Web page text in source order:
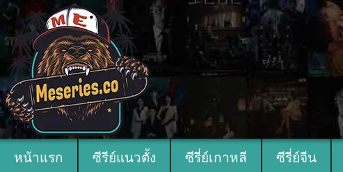
หน้าแรก ซีรีย์แนวตั้ง ซีรี่ย์เกาหลี ซีรี่ย์จีน